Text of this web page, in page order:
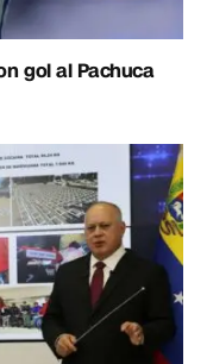
gol al Pachuca